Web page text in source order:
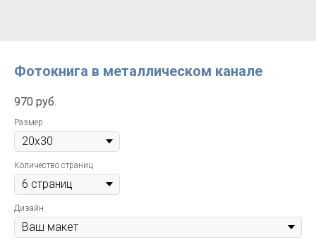
Фотокнига в металлическом канале
970 руб.
Размер
Количество страниц
Дизайн